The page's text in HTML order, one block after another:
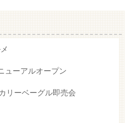
ューアルオープン
リーベーグル即売会